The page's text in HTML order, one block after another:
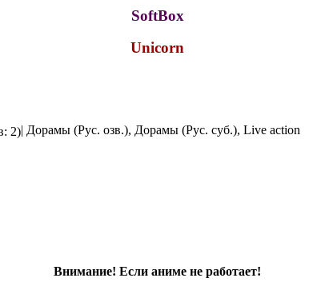
SoftBox
Unicorn
2)| Дорамы (Рус. озв.), Дорамы (Рус. суб.), Live action
Внимание! Если аниме не работает!